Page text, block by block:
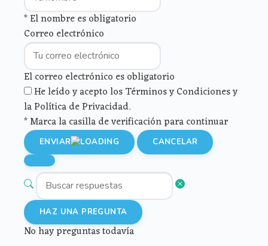
* El nombre es obligatorio
Correo electrónico
El correo electrónico es obligatorio
He leído y acepto los Términos y Condiciones y
la Política de Privacidad.
* Marca la casilla de verificación para continuar
ENVIAR CANCELAR
HAZ UNA PREGUNTA
No hay preguntas todavía